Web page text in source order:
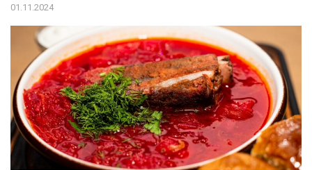
01.11.2024